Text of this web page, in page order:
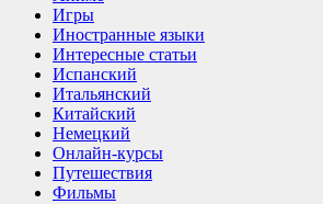
Игры
Иностранные языки
Интересные статьи
Испанский
Итальянский
Китайский
Немецкий
Онлайн-курсы
Путешествия
Фильмы